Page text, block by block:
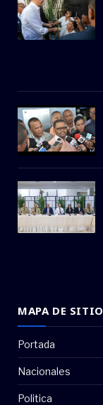
MAPA DE SITIO
Portada
Nacionales
Politica